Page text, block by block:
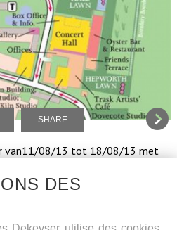
SHARE
van11/08/13 tot 18/08/13 met
Martineau and Richard Stokes.
Suffolk - Aldeburgh
DES